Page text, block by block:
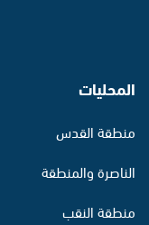
المحليات
منطقة القدس
الناصرة والمنطقة
منطقة النقب